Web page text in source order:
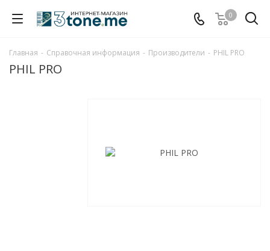
0
Главная - Справочная информация - Производители - PHIL PRO
PHIL PRO